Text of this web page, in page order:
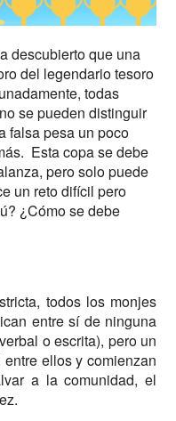
descubierto que una
del legendario tesoro
todas
se pueden distinguir
falsa pesa un poco
Esta copa se debe
pero solo puede
un reto difícil pero
¿Cómo se debe
todos los monjes
entre sí de ninguna
o escrita), pero un
ellos y comienzan
a la comunidad, el